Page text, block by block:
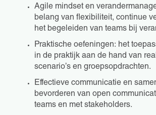
Agile mindset en
belang van flexibiliteit, continue
het begeleiden van teams bij
Praktische oefeningen: het
in de praktijk aan de hand van
scenario’s en groepsopdrachten.
Effectieve communicatie en
bevorderen van open
teams en met stakeholders.